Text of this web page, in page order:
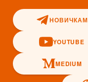
НОВИЧКАМ
YOUTUBE
MEDIUM